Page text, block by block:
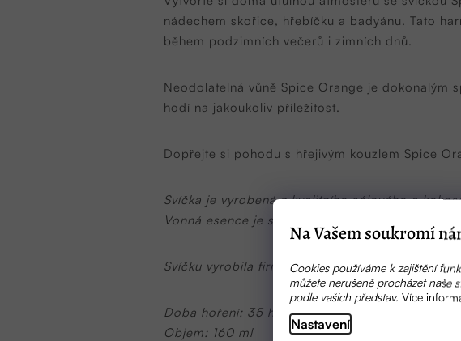
Na Vašem soukromí
Cookies používáme k zajištění
můžete nerušeně procházet naše
podle vašich představ. Více
Nastavení
nádechem skořice, hřebíčku a badyánu. Tato
během podzimních večerů i zimních dnů.
Neodolatelná vůně Spice Orange je dokonalým
hodí na jakoukoliv příležitost.
Dopřejte si pohodu s hřejivým kouzlem Spice
Svíčka je vyrobená z kvalitního sójového a
Vonná esence je speciálně vyráběná pro použití
Svíčku vyrobila firma EcocoViva.
Doba hoření: 35 hodin
Objem: 160 ml